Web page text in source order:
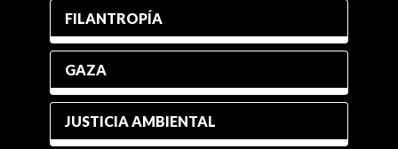
FILANTROPÍA
GAZA
JUSTICIA AMBIENTAL